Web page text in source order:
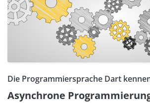
Die Programmiersprache Dart
Asynchrone